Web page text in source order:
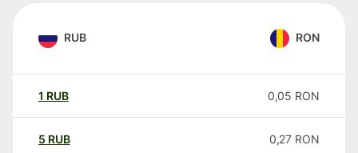
RUB RON
1 RUB 0,05 RON
5 RUB 0,27 RON